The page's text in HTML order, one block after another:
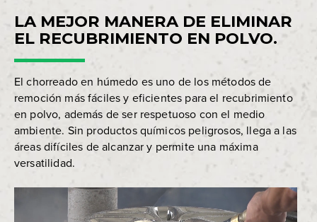
LA MEJOR MANERA DE ELIMINAR
EL RECUBRIMIENTO EN POLVO.
El chorreado en húmedo es uno de los métodos de
remoción más fáciles y eficientes para el recubrimiento
en polvo, además de ser respetuoso con el medio
ambiente. Sin productos químicos peligrosos, llega a las
áreas difíciles de alcanzar y permite una máxima
versatilidad.